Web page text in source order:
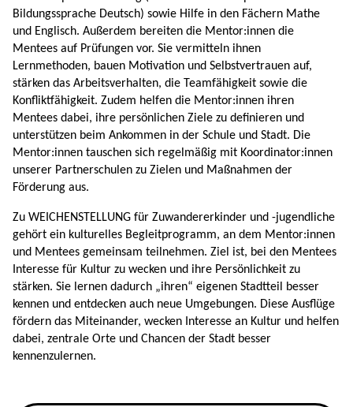
Bildungssprache Deutsch) sowie Hilfe in den Fächern Mathe
und Englisch. Außerdem bereiten die Mentor:innen die
Mentees auf Prüfungen vor. Sie vermitteln ihnen
Lernmethoden, bauen Motivation und Selbstvertrauen auf,
stärken das Arbeitsverhalten, die Teamfähigkeit sowie die
Konfliktfähigkeit. Zudem helfen die Mentor:innen ihren
Mentees dabei, ihre persönlichen Ziele zu definieren und
unterstützen beim Ankommen in der Schule und Stadt. Die
Mentor:innen tauschen sich regelmäßig mit Koordinator:innen
unserer Partnerschulen zu Zielen und Maßnahmen der
Förderung aus.
Zu WEICHENSTELLUNG für Zuwandererkinder und -jugendliche
gehört ein kulturelles Begleitprogramm, an dem Mentor:innen
und Mentees gemeinsam teilnehmen. Ziel ist, bei den Mentees
Interesse für Kultur zu wecken und ihre Persönlichkeit zu
stärken. Sie lernen dadurch „ihren“ eigenen Stadtteil besser
kennen und entdecken auch neue Umgebungen. Diese Ausflüge
fördern das Miteinander, wecken Interesse an Kultur und helfen
dabei, zentrale Orte und Chancen der Stadt besser
kennenzulernen.